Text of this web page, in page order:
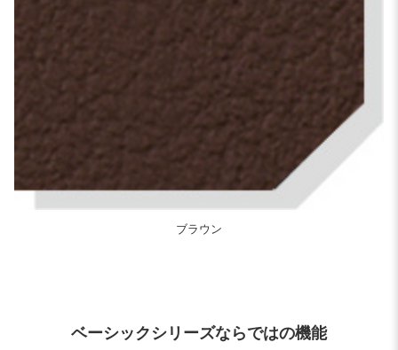
ブラウン
ベーシックシリーズならではの機能